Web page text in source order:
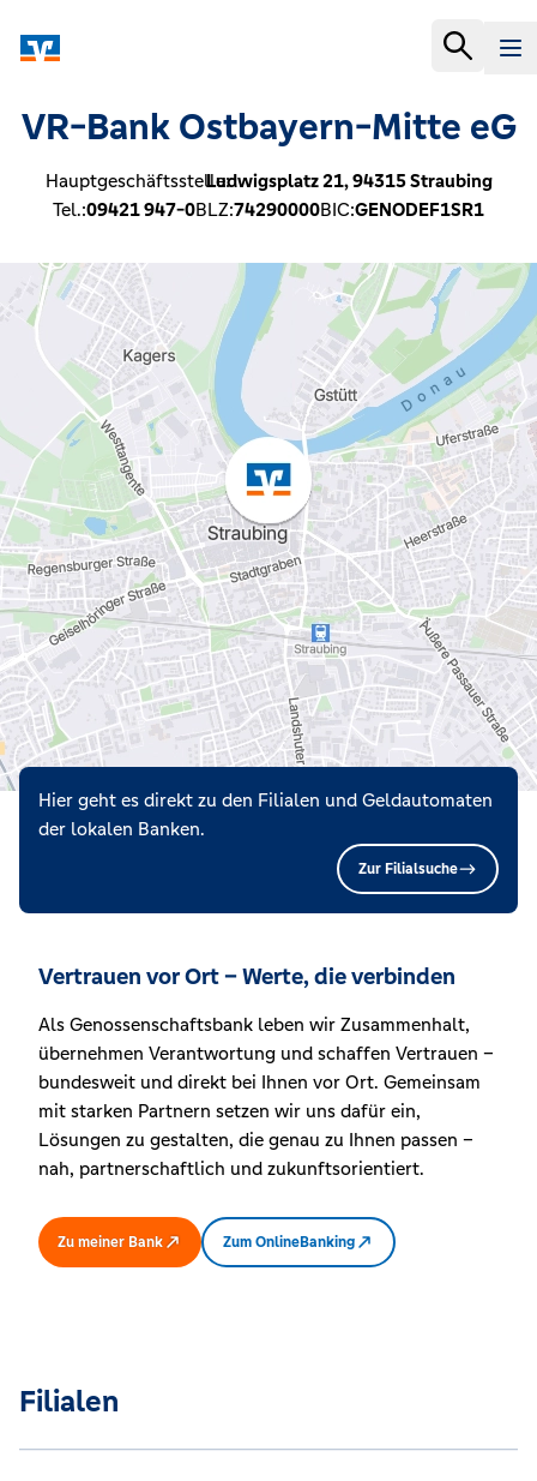
VR-Bank Ostbayern-Mitte eG
Hauptgeschäftsstelle:Ludwigsplatz 21,94315Straubing
Tel.:09421 947-0BLZ:74290000BIC:GENODEF1SR1
Hier geht es direkt zu den Filialen und Geldautomaten
der lokalen Banken.
Zur Filialsuche
Vertrauen vor Ort – Werte, die verbinden
Als Genossenschaftsbank leben wir Zusammenhalt,
übernehmen Verantwortung und schaffen Vertrauen –
bundesweit und direkt bei Ihnen vor Ort. Gemeinsam
mit starken Partnern setzen wir uns dafür ein,
Lösungen zu gestalten, die genau zu Ihnen passen –
nah, partnerschaftlich und zukunftsorientiert.
Zu meiner Bank Zum OnlineBanking
Filialen